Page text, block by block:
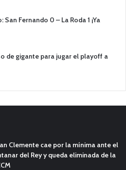
Fernando 0 – La Roda 1 ¡Ya
de gigante para jugar el playoff a
Clemente cae por la mínima ante el
del Rey y queda eliminada de la